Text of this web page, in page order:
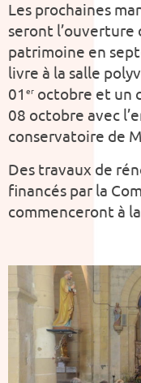
Les prochaines
seront l’ouverture
patrimoine en
livre à la salle
01 er octobre et un
08 octobre avec
conservatoire de
Des travaux de
financés par la
commenceront à